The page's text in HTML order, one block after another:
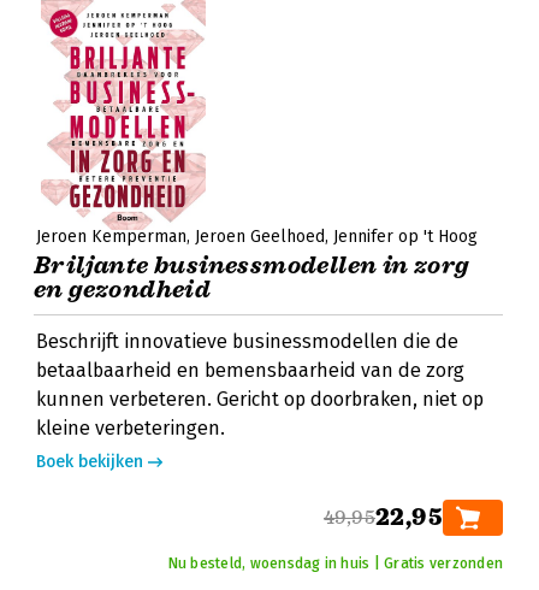
Jeroen Kemperman Jeroen Geelhoed Jennifer op 't Hoog
Briljante businessmodellen in zorg
en gezondheid
Beschrijft innovatieve businessmodellen die de
betaalbaarheid en bemensbaarheid van de zorg
kunnen verbeteren. Gericht op doorbraken, niet op
kleine verbeteringen.
Boek bekijken
49,9522,95
Nu besteld, woensdag in huis | Gratis verzonden